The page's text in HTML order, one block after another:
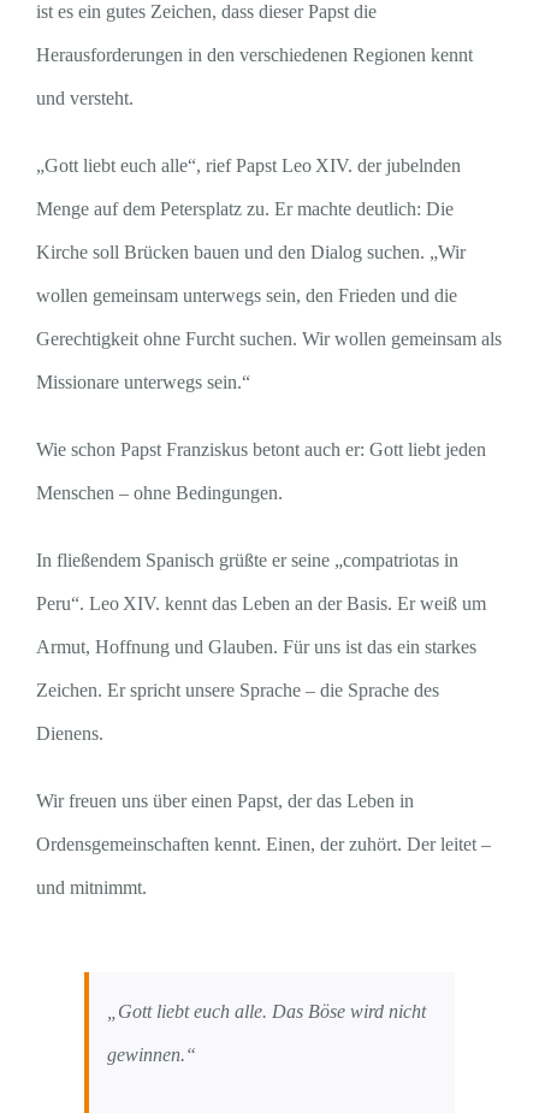
ist es ein gutes Zeichen, dass dieser Papst die
Herausforderungen in den verschiedenen Regionen kennt
und versteht.
„Gott liebt euch alle“, rief Papst Leo XIV. der jubelnden
Menge auf dem Petersplatz zu. Er machte deutlich: Die
Kirche soll Brücken bauen und den Dialog suchen. „Wir
wollen gemeinsam unterwegs sein, den Frieden und die
Gerechtigkeit ohne Furcht suchen. Wir wollen gemeinsam als
Missionare unterwegs sein.“
Wie schon Papst Franziskus betont auch er: Gott liebt jeden
Menschen – ohne Bedingungen.
In fließendem Spanisch grüßte er seine „compatriotas in
Peru“. Leo XIV. kennt das Leben an der Basis. Er weiß um
Armut, Hoffnung und Glauben. Für uns ist das ein starkes
Zeichen. Er spricht unsere Sprache – die Sprache des
Dienens.
Wir freuen uns über einen Papst, der das Leben in
Ordensgemeinschaften kennt. Einen, der zuhört. Der leitet –
und mitnimmt.
„Gott liebt euch alle. Das Böse wird nicht
gewinnen.“